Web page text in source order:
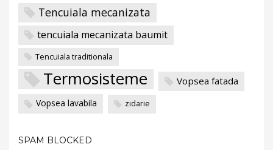
Tencuiala mecanizata
tencuiala mecanizata baumit
Tencuiala traditionala
Termosisteme Vopsea fatada
Vopsea lavabila zidarie
SPAM BLOCKED